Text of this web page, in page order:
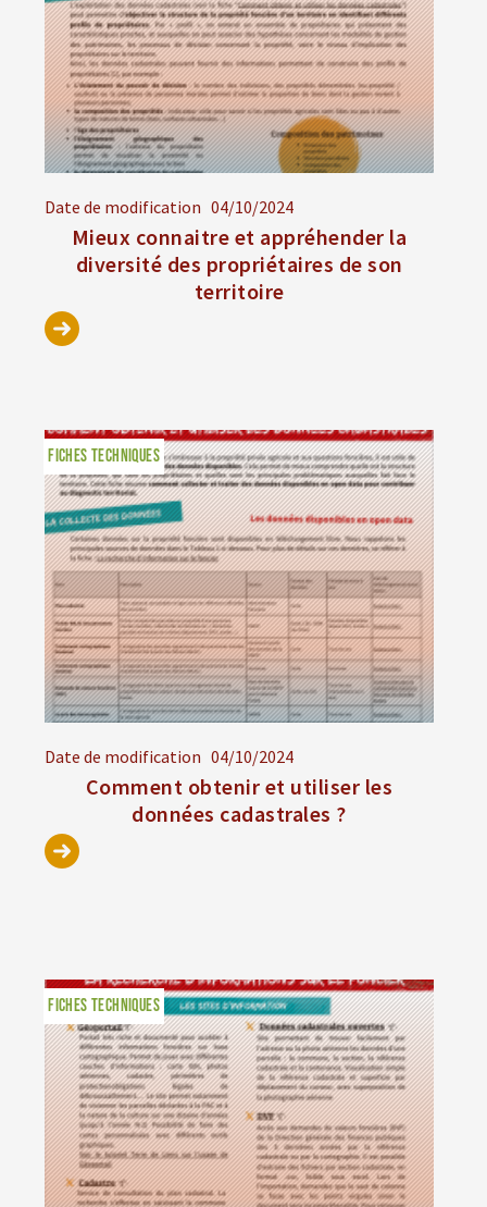
Date de modification 04/10/2024
Mieux connaitre et appréhender la
diversité des propriétaires de son
territoire
Date de modification 04/10/2024
Comment obtenir et utiliser les
données cadastrales ?
FICHES TECHNIQUES
FICHES TECHNIQUES